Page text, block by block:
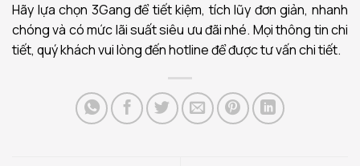
Hãy lựa chọn 3Gang để tiết kiệm, tích lũy đơn giản, nhanh
chóng và có mức lãi suất siêu ưu đãi nhé. Mọi thông tin chi
tiết, quý khách vui lòng đến hotline để được tư vấn chi tiết.